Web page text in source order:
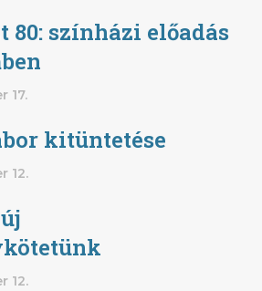
80: színházi előadás
17.
kitüntetése
12.
12.